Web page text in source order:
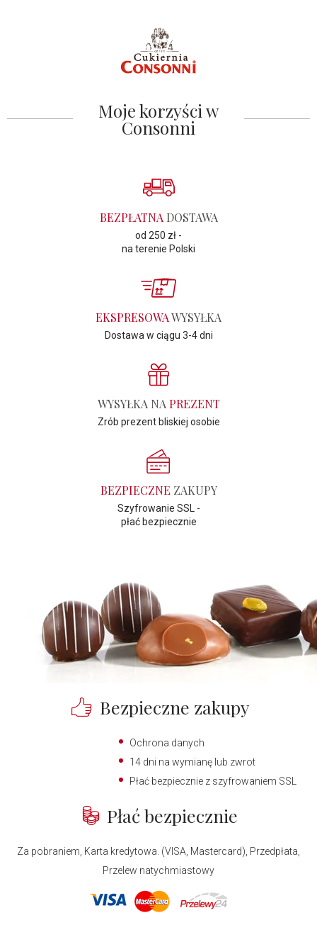
Moje korzyści w
Consonni
BEZPŁATNA DOSTAWA
od 250 zł -
na terenie Polski
EKSPRESOWAWYSYŁKA
Dostawa w ciągu 3-4 dni
WYSYŁKA NAPREZENT
Zrób prezent bliskiej osobie
BEZPIECZNE ZAKUPY
Szyfrowanie SSL -
płać bezpiecznie
Bezpieczne zakupy
Ochrona danych
14 dni na wymianę lub zwrot
Płać bezpiecznie z szyfrowaniem SSL
Płać bezpiecznie
Za pobraniem, Karta kredytowa. (VISA, Mastercard), Przedpłata,
Przelew natychmiastowy